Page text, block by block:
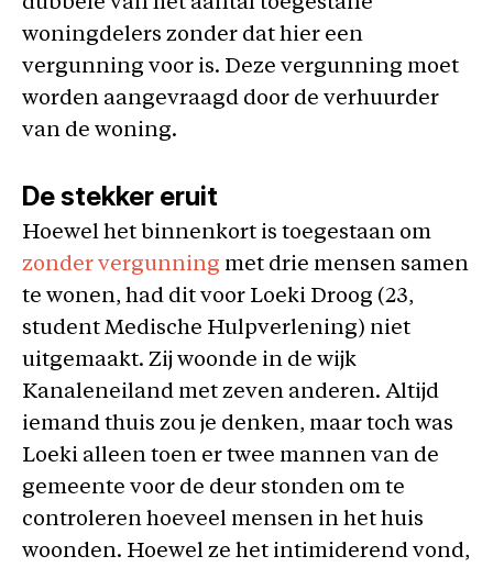
woningdelers zonder dat hier een
vergunning voor is. Deze vergunning moet
worden aangevraagd door de verhuurder
van de woning.
De stekker eruit
Hoewel het binnenkort is toegestaan om
zonder vergunning met drie mensen samen
te wonen, had dit voor Loeki Droog (23,
student Medische Hulpverlening) niet
uitgemaakt. Zij woonde in de wijk
Kanaleneiland met zeven anderen. Altijd
iemand thuis zou je denken, maar toch was
Loeki alleen toen er twee mannen van de
gemeente voor de deur stonden om te
controleren hoeveel mensen in het huis
woonden. Hoewel ze het intimiderend vond,